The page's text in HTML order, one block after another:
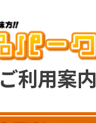
ご利用案内